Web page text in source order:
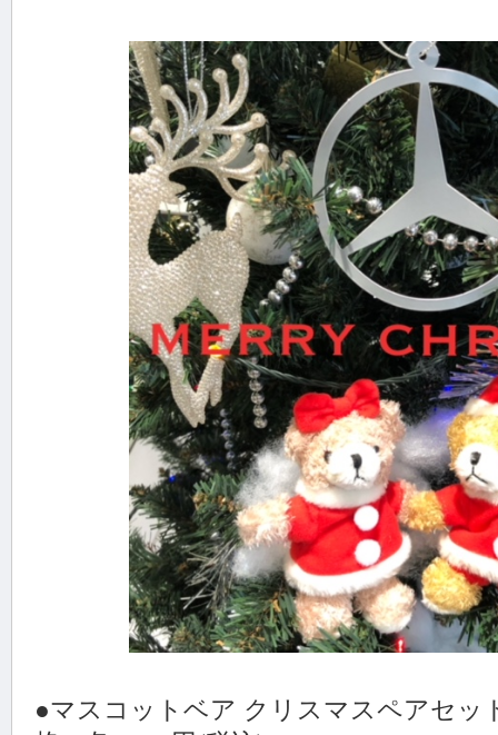
●マスコットベア クリスマスペアセ